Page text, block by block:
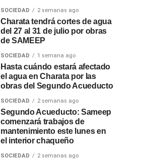
SOCIEDAD 2 semanas ago
Charata tendrá cortes de agua
del 27 al 31 de julio por obras
de SAMEEP
SOCIEDAD 1 semana ago
Hasta cuándo estará afectado
el agua en Charata por las
obras del Segundo Acueducto
SOCIEDAD 2 semanas ago
Segundo Acueducto: Sameep
comenzará trabajos de
mantenimiento este lunes en
el interior chaqueño
SOCIEDAD 2 semanas ago